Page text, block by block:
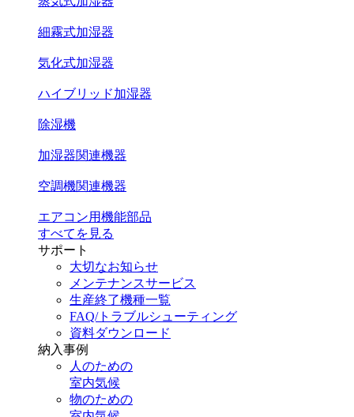
細霧式加湿器
気化式加湿器
ハイブリッド加湿器
除湿機
加湿器関連機器
空調機関連機器
エアコン用機能部品
すべてを見る
サポート
大切なお知らせ
メンテナンスサービス
生産終了機種一覧
FAQ/トラブルシューティング
資料ダウンロード
納入事例
人のための
室内気候
物のための